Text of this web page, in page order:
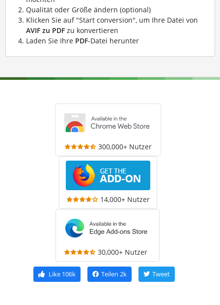
Qualität oder Größe ändern (optional)
Klicken Sie auf "Start conversion", um Ihre Datei von
AVIF zu PDFzu konvertieren
Laden Sie Ihre PDF-Datei herunter
300,000+ Nutzer
14,000+ Nutzer
30,000+ Nutzer
Like 106k Teilen 2k Tweet